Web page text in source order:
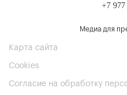
+7 977
Медиа для
Карта сайта
Cookies
Согласие на обработку